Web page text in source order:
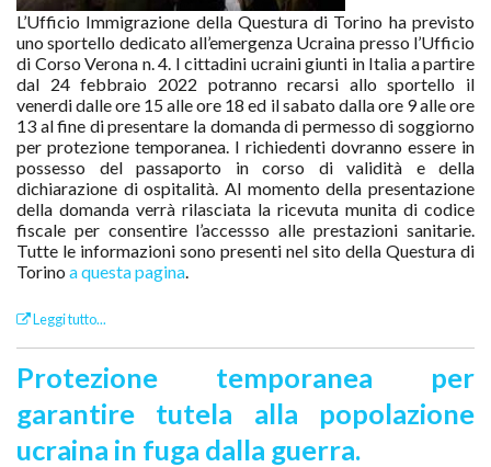
L’Ufficio Immigrazione della Questura di Torino ha previsto
uno sportello dedicato all’emergenza Ucraina presso l’Ufficio
di Corso Verona n. 4. I cittadini ucraini giunti in Italia a partire
dal 24 febbraio 2022 potranno recarsi allo sportello il
venerdi dalle ore 15 alle ore 18 ed il sabato dalla ore 9 alle ore
13 al fine di presentare la domanda di permesso di soggiorno
per protezione temporanea. I richiedenti dovranno essere in
possesso del passaporto in corso di validità e della
dichiarazione di ospitalità. Al momento della presentazione
della domanda verrà rilasciata la ricevuta munita di codice
fiscale per consentire l’accessso alle prestazioni sanitarie.
Tutte le informazioni sono presenti nel sito della Questura di
Torino a questa pagina
Leggi tutto...
Protezione temporanea per
garantire tutela alla popolazione
ucraina in fuga dalla guerra.